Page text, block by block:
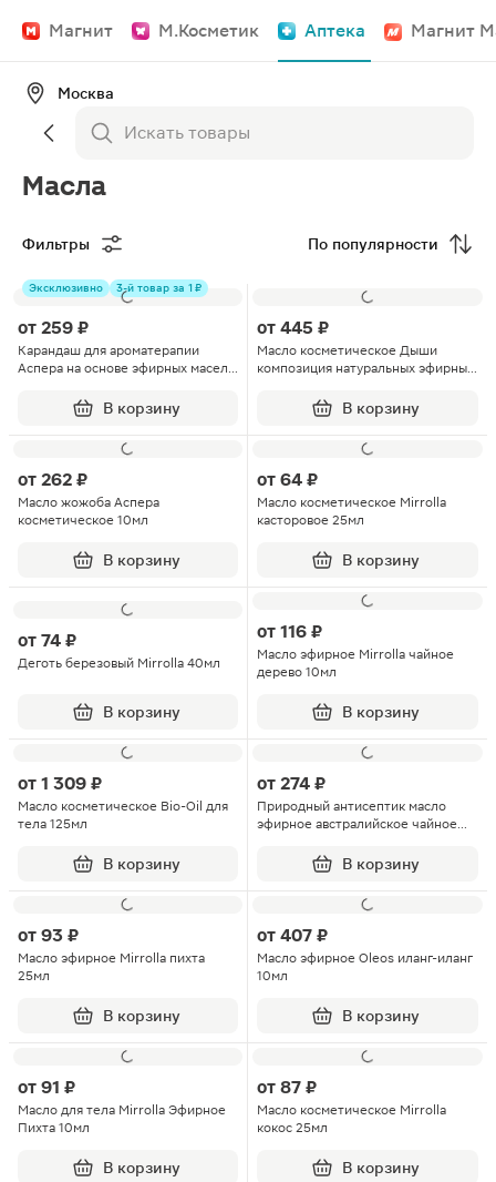
Магнит М.Косметик Аптека Магнит
Москва
Масла
Фильтры По популярности
Эксклюзивно 3-й товар за 1 ₽
от 259 ₽
Карандаш для ароматерапии
Аспера на основе эфирных масел
В корзину
от 445 ₽
Масло косметическое Дыши
композиция натуральных эфирных
В корзину
от 262 ₽
Масло жожоба Аспера
косметическое 10мл
В корзину
от 64 ₽
Масло косметическое Mirrolla
касторовое 25мл
В корзину
от 74 ₽
Деготь березовый Mirrolla 40мл
В корзину
от 116 ₽
Масло эфирное Mirrolla чайное
дерево 10мл
В корзину
от 1 309 ₽
Масло косметическое Bio-Oil для
тела 125мл
В корзину
от 274 ₽
Природный антисептик масло
эфирное австралийское чайное
В корзину
от 93 ₽
Масло эфирное Mirrolla пихта
25мл
В корзину
от 407 ₽
Масло эфирное Oleos иланг-иланг
10мл
В корзину
от 91 ₽
Масло для тела Mirrolla Эфирное
Пихта 10мл
В корзину
от 87 ₽
Масло косметическое Mirrolla
кокос 25мл
В корзину